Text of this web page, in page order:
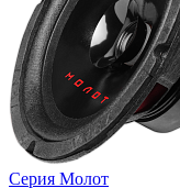
Серия Молот